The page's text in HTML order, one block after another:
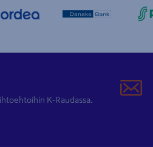
K-Raudassa.